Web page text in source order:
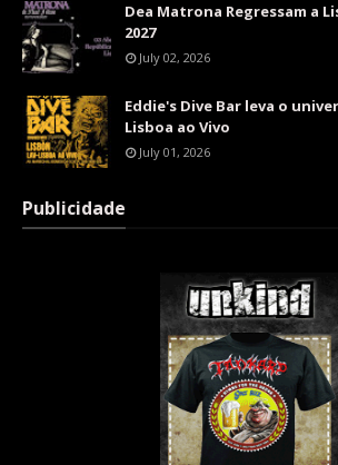
Dea Matrona Regressam a
2027
July 02, 2026
Eddie's Dive Bar leva o
Lisboa ao Vivo
July 01, 2026
Publicidade